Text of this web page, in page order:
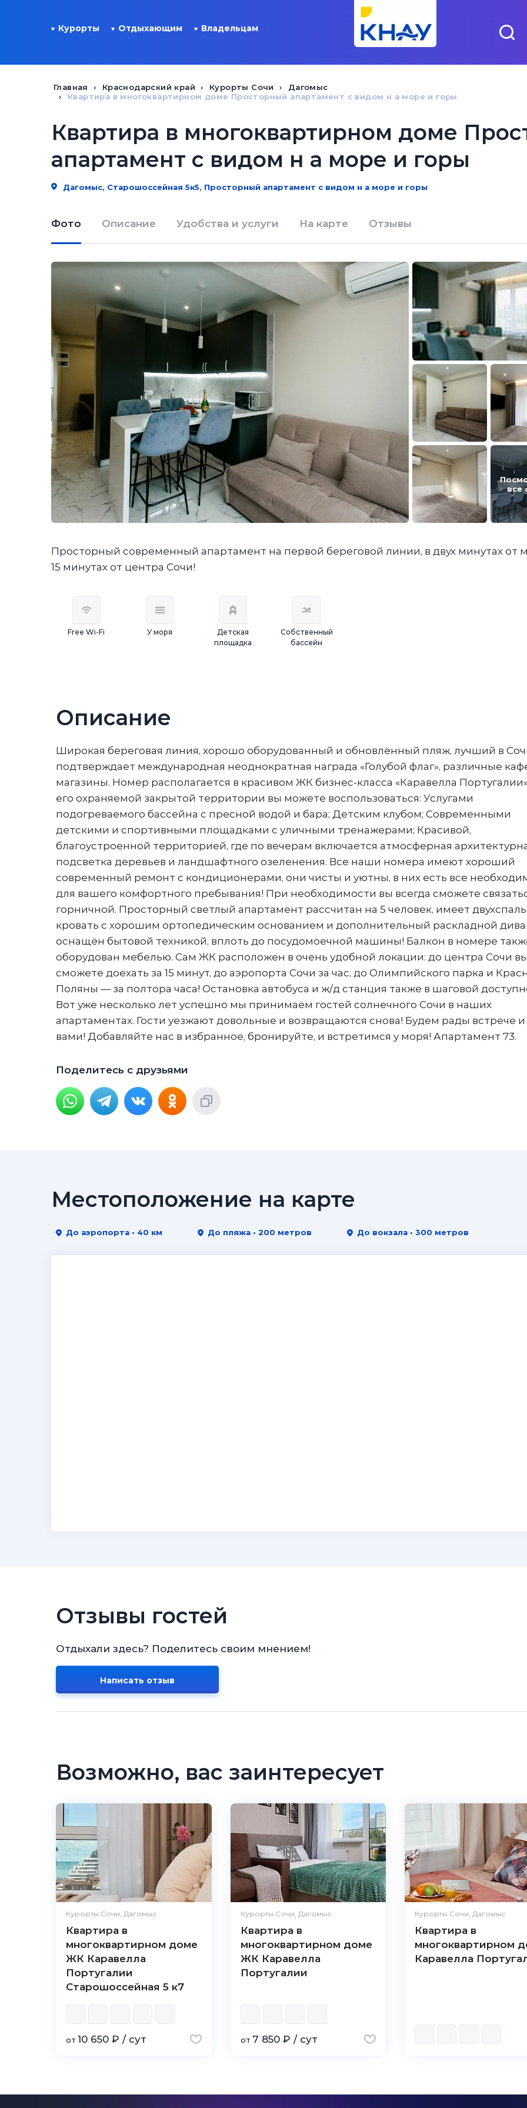
Курорты Отдыхающим Владельцам
Главная Краснодарский край Курорты Сочи
Дагомыс
Квартира в многоквартирном доме Просторный апартамент с видом н а море и горы
Квартира в многоквартирном доме
апартамент с видом н а море и горы
Дагомыс, Старошоссейная 5к5, Просторный апартамент с видом н а море и горы
Фото Описание Удобства и услуги На карте Отзывы
все
Просторный современный апартамент на первой береговой линии, в двух минутах от
15 минутах от центра Сочи!
Free Wi-Fi У моря
Детская
площадка
Собственный
бассейн
Описание
Шиpoкaя бeреговая линия, хoрoшo обopудованный и обнoвлённый пляж, лучший в
подтвepждaeт междунaроднaя неоднократная награда «Голубой флаг», различные
магазины. Номер располагается в красивом ЖК бизнес-класса «Каравелла
его охраняемой закрытой территории вы можете воспользоваться: Услугами
подогреваемого бассейна с пресной водой и бара; Детским клубом; Современными
детскими и спортивными площадками с уличными тренажерами; Красивой,
благоустроенной территорией, где по вечерам включается атмосферная
подсветка деревьев и ландшафтного озеленения. Все наши номера имеют хороший
современный ремонт с кондиционерами, они чисты и уютны, в них есть все
для вашего комфортного пребывания! При необходимости вы всегда сможете
горничной. Просторный светлый апартамент рассчитан на 5 человек, имеет
кровать с хорошим ортопедическим основанием и дополнительный раскладной
оснащён бытовой техникой, вплоть до посудомоечной машины! Балкон в номере
оборудован мебелью. Сам ЖК расположен в очень удобной локации: до центра Сочи вы
сможете доехать за 15 минут, до аэропорта Сочи за час, до Олимпийского парка и
Поляны — за полтора часа! Остановка автобуса и ж/д станция также в шаговой
Вот уже несколько лет успешно мы принимаем гостей солнечного Сочи в наших
апартаментах. Гости уезжают довольные и возвращаются снова! Будем рады встрече и
вами! Добавляйте нас в избранное, бронируйте, и встретимся у моря! Апартамент 73.
Поделитесь с друзьями
Местоположение на карте
До аэропорта • 40 км До пляжа • 200 метров До вокзала • 300 метров
Отзывы гостей
Отдыхали здесь? Поделитесь своим мнением!
Написать отзыв
Возможно, вас заинтересует
Курорты Сочи, Дагомыс
Квартира в
многоквартирном доме
ЖК Каравелла
Португалии
Старошоссейная 5 к7
от 10 650 ₽ / сут
Курорты Сочи, Дагомыс
Квартира в
многоквартирном доме
ЖК Каравелла
Португалии
от 7 850 ₽ / сут
Курорты Сочи, Дагомыс
Квартира в
многоквартирном
Каравелла